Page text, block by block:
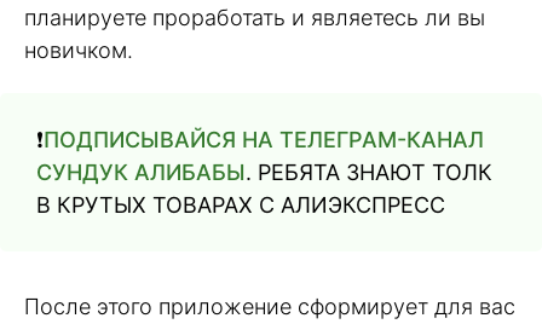
планируете проработать и являетесь ли вы
новичком.
❗️ПОДПИСЫВАЙСЯ НА ТЕЛЕГРАМ-КАНАЛ
СУНДУК АЛИБАБЫ. РЕБЯТА ЗНАЮТ ТОЛК
В КРУТЫХ ТОВАРАХ С АЛИЭКСПРЕСC
После этого приложение сформирует для вас